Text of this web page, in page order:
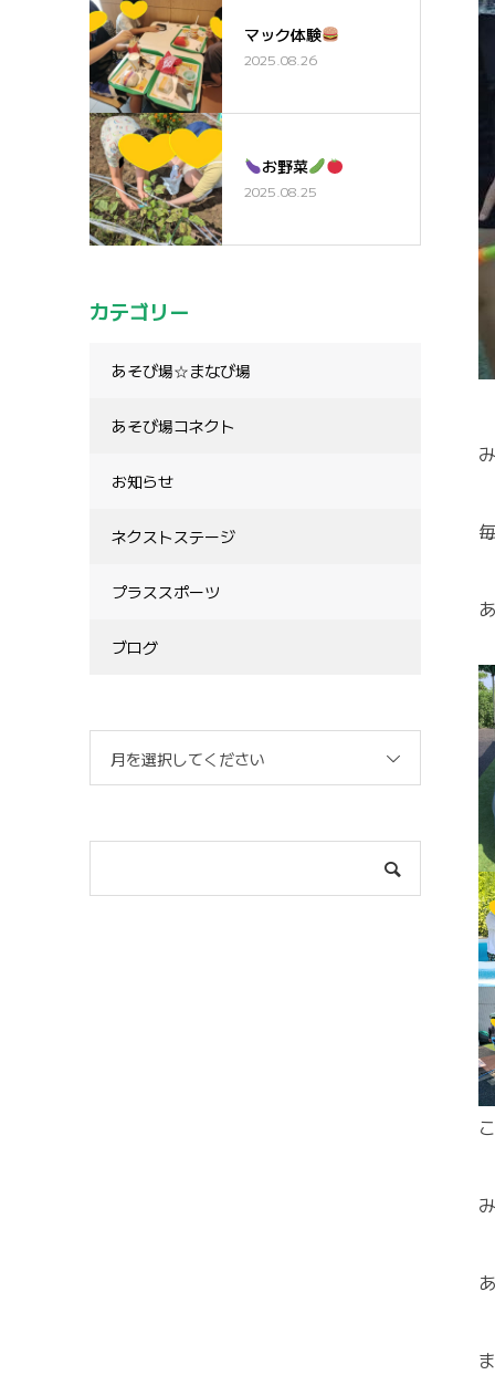
マック体験
2025.08.26
お野菜
2025.08.25
カテゴリー
あそび場☆まなび場
あそび場コネクト
お知らせ
ネクストステージ
プラススポーツ
ブログ
月を選択してください